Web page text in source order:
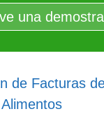
una
de Facturas